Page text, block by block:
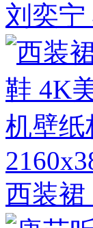
刘奕宁
西装裙